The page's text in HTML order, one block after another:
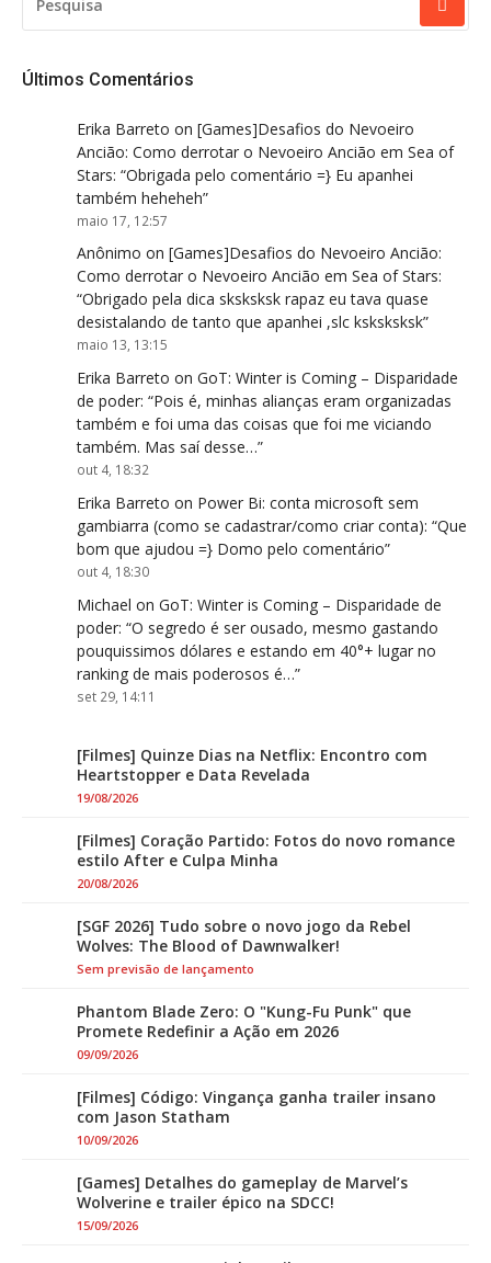
POR:
Últimos Comentários
Erika Barreto on [Games]Desafios do Nevoeiro
Ancião: Como derrotar o Nevoeiro Ancião em Sea of
Stars: “Obrigada pelo comentário =} Eu apanhei
também heheheh”
maio 17, 12:57
Anônimo on [Games]Desafios do Nevoeiro Ancião:
Como derrotar o Nevoeiro Ancião em Sea of Stars:
“Obrigado pela dica sksksksk rapaz eu tava quase
desistalando de tanto que apanhei ,slc ksksksksk”
maio 13, 13:15
Erika Barreto on GoT: Winter is Coming – Disparidade
de poder: “Pois é, minhas alianças eram organizadas
também e foi uma das coisas que foi me viciando
também. Mas saí desse…”
out 4, 18:32
Erika Barreto on Power Bi: conta microsoft sem
gambiarra (como se cadastrar/como criar conta): “Que
bom que ajudou =} Domo pelo comentário”
out 4, 18:30
Michael on GoT: Winter is Coming – Disparidade de
poder: “O segredo é ser ousado, mesmo gastando
pouquissimos dólares e estando em 40°+ lugar no
ranking de mais poderosos é…”
set 29, 14:11
[Filmes] Quinze Dias na Netflix: Encontro com
Heartstopper e Data Revelada
19/08/2026
[Filmes] Coração Partido: Fotos do novo romance
estilo After e Culpa Minha
20/08/2026
[SGF 2026] Tudo sobre o novo jogo da Rebel
Wolves: The Blood of Dawnwalker!
Sem previsão de lançamento
Phantom Blade Zero: O "Kung-Fu Punk" que
Promete Redefinir a Ação em 2026
09/09/2026
[Filmes] Código: Vingança ganha trailer insano
com Jason Statham
10/09/2026
[Games] Detalhes do gameplay de Marvel’s
Wolverine e trailer épico na SDCC!
15/09/2026